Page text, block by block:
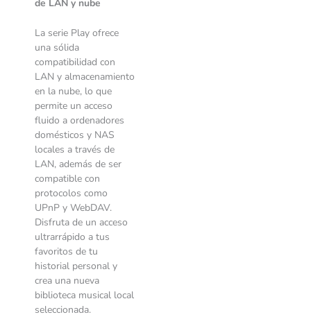
de LAN y nube
La serie Play ofrece
una sólida
compatibilidad con
LAN y almacenamiento
en la nube, lo que
permite un acceso
fluido a ordenadores
domésticos y NAS
locales a través de
LAN, además de ser
compatible con
protocolos como
UPnP y WebDAV.
Disfruta de un acceso
ultrarrápido a tus
favoritos de tu
historial personal y
crea una nueva
biblioteca musical local
seleccionada.